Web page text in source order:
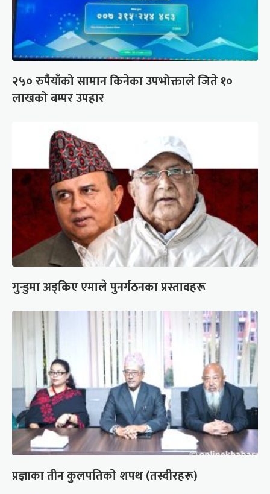
२५० रुपैयाँको सामान किनेका उपभोक्ताले जिते १०
लाखको बम्पर उपहार
गुन्डुमा अड्किए एमाले पुनर्गठनका प्रस्तावहरू
प्रज्ञाका तीन कुलपतिको शपथ (तस्वीरहरू)